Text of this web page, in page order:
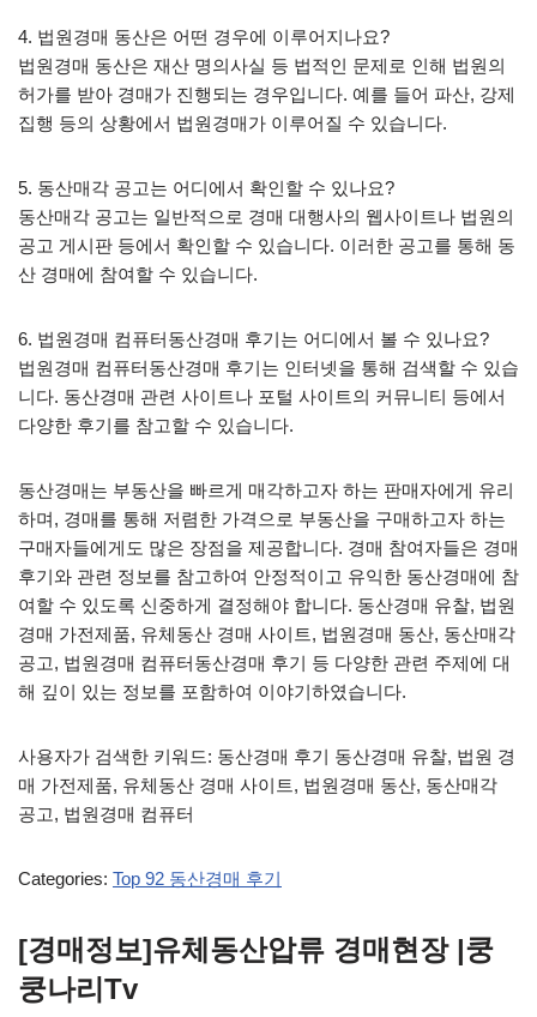
4. 법원경매 동산은 어떤 경우에 이루어지나요?
법원경매 동산은 재산 명의사실 등 법적인 문제로 인해 법원의
허가를 받아 경매가 진행되는 경우입니다. 예를 들어 파산, 강제
집행 등의 상황에서 법원경매가 이루어질 수 있습니다.
5. 동산매각 공고는 어디에서 확인할 수 있나요?
동산매각 공고는 일반적으로 경매 대행사의 웹사이트나 법원의
공고 게시판 등에서 확인할 수 있습니다. 이러한 공고를 통해 동
산 경매에 참여할 수 있습니다.
6. 법원경매 컴퓨터동산경매 후기는 어디에서 볼 수 있나요?
법원경매 컴퓨터동산경매 후기는 인터넷을 통해 검색할 수 있습
니다. 동산경매 관련 사이트나 포털 사이트의 커뮤니티 등에서
다양한 후기를 참고할 수 있습니다.
동산경매는 부동산을 빠르게 매각하고자 하는 판매자에게 유리
하며, 경매를 통해 저렴한 가격으로 부동산을 구매하고자 하는
구매자들에게도 많은 장점을 제공합니다. 경매 참여자들은 경매
후기와 관련 정보를 참고하여 안정적이고 유익한 동산경매에 참
여할 수 있도록 신중하게 결정해야 합니다. 동산경매 유찰, 법원
경매 가전제품, 유체동산 경매 사이트, 법원경매 동산, 동산매각
공고, 법원경매 컴퓨터동산경매 후기 등 다양한 관련 주제에 대
해 깊이 있는 정보를 포함하여 이야기하였습니다.
사용자가 검색한 키워드: 동산경매 후기 동산경매 유찰, 법원 경
매 가전제품, 유체동산 경매 사이트, 법원경매 동산, 동산매각
공고, 법원경매 컴퓨터
Categories: Top 92 동산경매 후기
[경매정보]유체동산압류 경매현장 |쿵
쿵나리Tv